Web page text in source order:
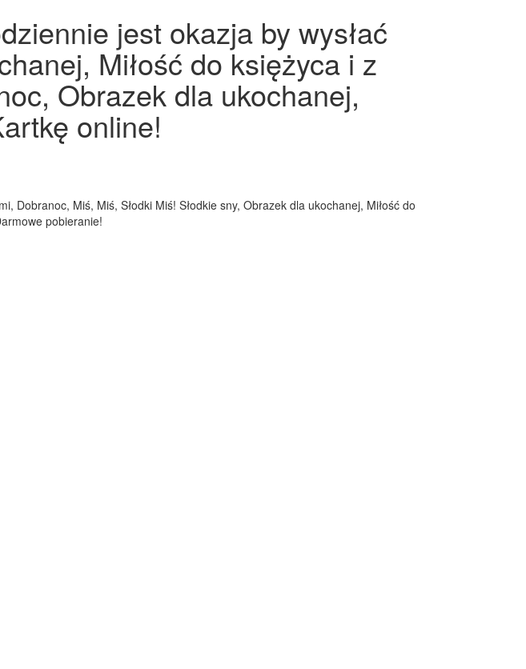
jest okazja by wysłać
Miłość do księżyca i z
Obrazek dla ukochanej,
online!
Dobranoc, Miś, Miś, Słodki Miś! Słodkie sny, Obrazek dla ukochanej, Miłość do
pobieranie!